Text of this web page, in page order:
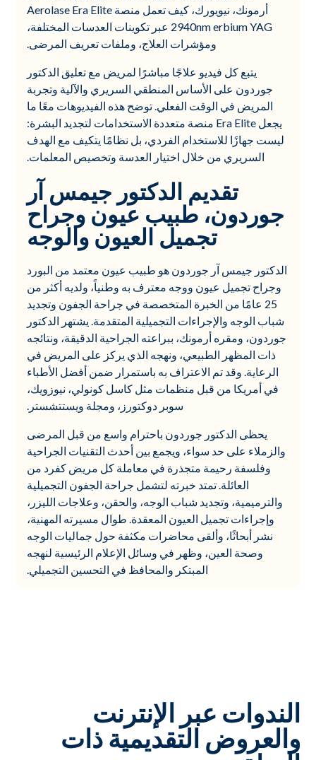
أرمونك، نيويورك، كيف تعمل منصة Aerolase Era Elite
2940nm erbium YAG عبر تكوينات العدسات المختلفة،
ومؤشرات العلاج، وملفات تعريف المرضى.
يتبع كل فيديو علاجًا مباشرًا لمريض مع تعليق الدكتور
جوردون على الأساس المنطقي السريري والآلية وتجربة
المريض في الوقت الفعلي. توضح هذه الفيديوهات معًا ما
يجعل Era Elite منصة متعددة الاستخدامات لتجديد البشرة:
ليست جهازًا للاستخدام الفردي، بل نظامًا يتكيف مع الهدف
السريري من خلال اختيار العدسة وتخصيص المعلمات.
تقديم الدكتور جيمس آر
جوردون، طبيب عيون وجراح
تجميل العيون والوجه
الدكتور جيمس آر جوردون هو طبيب عيون معتمد من البورد
وجراح تجميل عيون ووجه معترف به وطنياً، ولديه أكثر من
25 عامًا من الخبرة المتخصصة في جراحة الجفون وتجديد
شباب الوجه والإجراءات التجميلية المتقدمة. يشتهر الدكتور
جوردون، ومقره أرمونك، ببراعته الجراحية الدقيقة، ونتائجه
ذات المظهر الطبيعي، ونهجه الذي يركز على المريض في
الرعاية. وقد تم الاعتراف به باستمرار ضمن أفضل الأطباء
في أمريكا من قبل منظمات مثل كاسل كونولي، نيوزويك،
سوبر دوكتورز، ومجلة ويستتشستر.
يحظى الدكتور جوردون باحترام واسع من قبل المرضى
والزملاء على حد سواء، ويجمع بين أحدث التقنيات الجراحية
وفلسفة رحيمة متجذرة في معاملة كل مريض كفرد من
العائلة. تمتد خبرته لتشمل جراحة الجفون التجميلية
والترميمية، وتجديد شباب الوجه، والحقن، وعلاجات الليزر،
وإجراءات تجميل العيون المعقدة. طوال مسيرته المهنية،
نشر أبحاثًا، وألقى محاضرات مكثفة حول جماليات الوجه
وصحة العين، وظهر في وسائل الإعلام الرئيسية لنهجه
المبتكر والمحافظ في التحسين التجميلي.
الندوات عبر الإنترنت
والعروض التقديمية ذات